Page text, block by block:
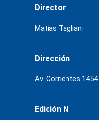
Director
Matías Tagliani
Dirección
Av. Corrientes
Edición N